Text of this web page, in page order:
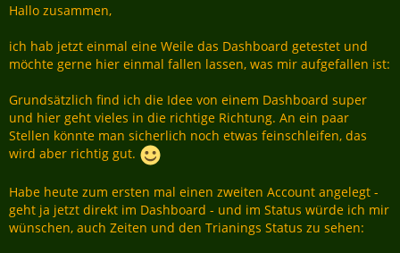
Hallo zusammen,
ich hab jetzt einmal eine Weile das Dashboard getestet und
möchte gerne hier einmal fallen lassen, was mir aufgefallen ist:
Grundsätzlich find ich die Idee von einem Dashboard super
und hier geht vieles in die richtige Richtung. An ein paar
Stellen könnte man sicherlich noch etwas feinschleifen, das
wird aber richtig gut.
Habe heute zum ersten mal einen zweiten Account angelegt -
geht ja jetzt direkt im Dashboard - und im Status würde ich mir
wünschen, auch Zeiten und den Trianings Status zu sehen: